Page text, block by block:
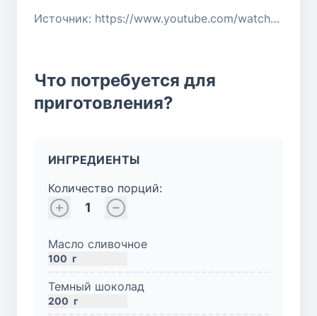
Источник: https://www.youtube.com/watch?v=vF-KFn1eimk
Что потребуется для
приготовления?
ИНГРЕДИЕНТЫ
Количество порций:
1
Масло сливочное
100 г
Темный шоколад
200 г